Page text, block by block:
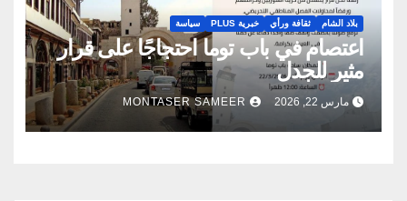
بلاد الشام ثقافة ورأي خبرية PLUS سياسة
اعتصام في باب توما احتجاجًا على قرار
مثير للجدل
مارس 22, 2026 MONTASER SAMEER